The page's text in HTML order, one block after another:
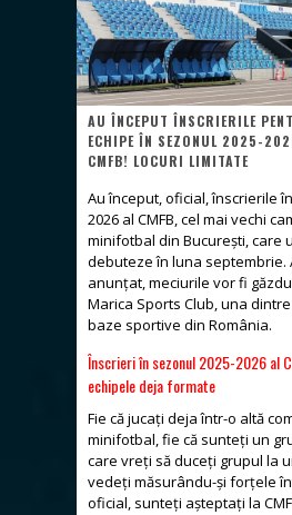
AU ÎNCEPUT ÎNSCRIERILE
ECHIPE ÎN SEZONUL 2025-
CMFB! LOCURI LIMITATE
Au început, oficial, înscrierile
2026 al CMFB, cel mai vechi
minifotbal din București, care
debuteze în luna septembrie.
anunțat, meciurile vor fi
Marica Sports Club, una
baze sportive din România.
Înscrieri în sezonul 2025-2026 al
echipele deja formate
Fie că jucați deja într-o altă
minifotbal, fie că sunteți un
care vreți să duceți grupul la
vedeți măsurându-și forțele
oficial, sunteți așteptați la